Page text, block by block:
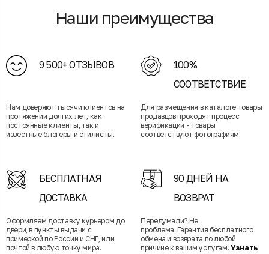
Наши преимущества
9 500+ ОТЗЫВОВ
Нам доверяют тысячи клиентов на
протяжении долгих лет, как
постоянные клиенты, так и
известные блогеры и стилисты.
100%
СООТВЕТСТВИЕ
Для размещения в каталоге товары
продавцов проходят процесс
верификации - товары
соответствуют фотографиям.
БЕСПЛАТНАЯ
ДОСТАВКА
Оформляем доставку курьером до
двери, в пункты выдачи с
примеркой по России и СНГ, или
почтой в любую точку мира.
90 ДНЕЙ НА
ВОЗВРАТ
Передумали? Не
проблема. Гарантия бесплатного
обмена и возврата по любой
причине к вашим услугам. Узнать